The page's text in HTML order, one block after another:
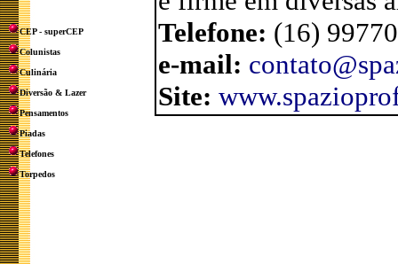
CEP - superCEP
Colunistas
Culinária
Diversão & Lazer
Pensamentos
Piadas
Telefones
Torpedos
Telefone: (16)
e-mail:
Site: